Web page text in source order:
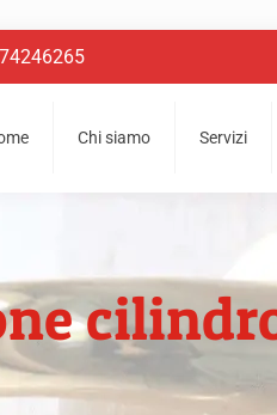
Chi siamo Servizi